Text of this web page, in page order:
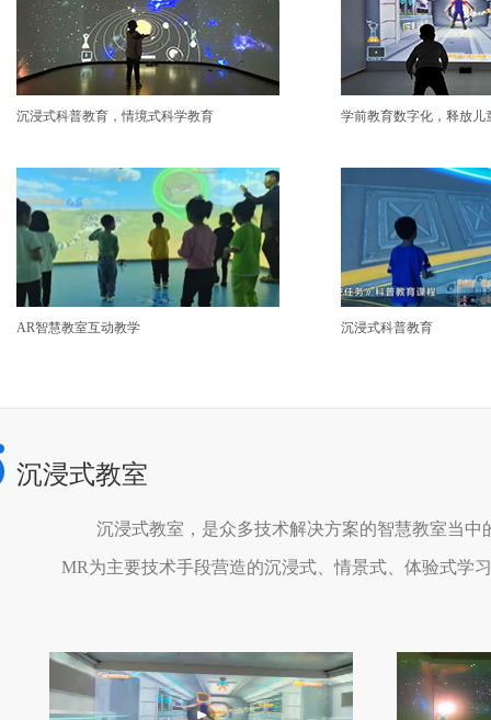
沉浸式科普教育，情境式科学教育 学前教育数字化，释放儿
AR智慧教室互动教学 沉浸式科普教育
沉浸式教室
沉浸式教室，是众多技术解决方案的智慧教室当
MR为主要技术手段营造的沉浸式、情景式、体验式学